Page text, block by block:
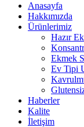
Anasayfa
Hakkımızda
Ürünlerimiz
Hazır
Ekmek
Ev Tipi
Haberler
Kalite
İletişim